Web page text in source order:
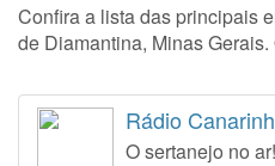
Confira a lista das principais
de Diamantina, Minas
Rádio
O sertanejo no ar!